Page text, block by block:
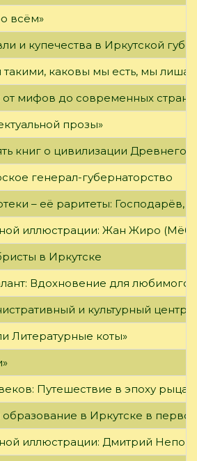
всём»
и купечества в Иркутской
каковы мы есть, мы
мифов до современных
прозы»
книг о цивилизации Древнего
генерал-губернаторство
– её раритеты:
иллюстрации: Жан Жиро
в Иркутске
Вдохновение для любимого
и культурный центр
Литературные коты»
Путешествие в эпоху
в Иркутске в
иллюстрации: Дмитрий